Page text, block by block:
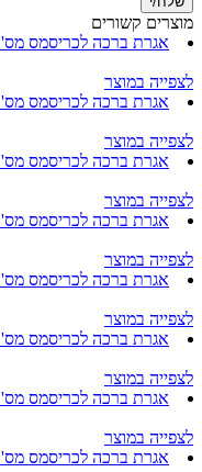
מוצרים קשורים
אגרת ברכה לכריסמס מס' 50
לצפייה במוצר
אגרת ברכה לכריסמס מס' 25
לצפייה במוצר
אגרת ברכה לכריסמס מס' 24
לצפייה במוצר
אגרת ברכה לכריסמס מס' 43
לצפייה במוצר
אגרת ברכה לכריסמס מס' 53
לצפייה במוצר
אגרת ברכה לכריסמס מס' 45
לצפייה במוצר
אגרת ברכה לכריסמס מס' 32
לצפייה במוצר
אגרת ברכה לכריסמס מס' 48